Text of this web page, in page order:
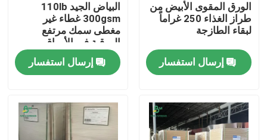
منزل
المنتجات
الورق المقوى الأبيض من
طراز الغذاء 250 غراماً
لبقاء الطازجة
إرسال استفسار
البياض الجيد 110lb
300gsm غطاء غير
مغطى سمك مرتفع
الورقية في الأوراق
إرسال استفسار